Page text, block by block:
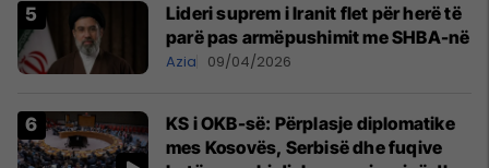
Lideri suprem i Iranit flet për herë të
parë pas armëpushimit me SHBA-në
Azia 09/04/2026
KS i OKB-së: Përplasje diplomatike
mes Kosovës, Serbisë dhe fuqive